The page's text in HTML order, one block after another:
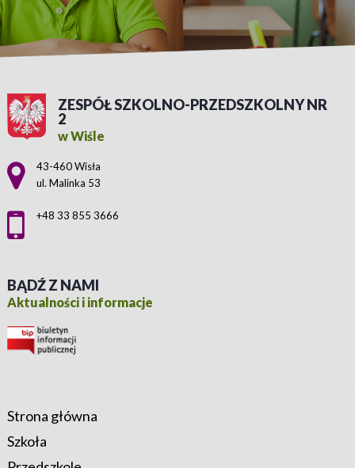
ZESPÓŁ SZKOLNO-PRZEDSZKOLNY NR
2
w Wiśle
Adres pocztowy:
43-460 Wisła
ul. Malinka 53
+48 33 855 3666
BĄDŹ Z NAMI
Aktualności i informacje
Strona główna
Szkoła